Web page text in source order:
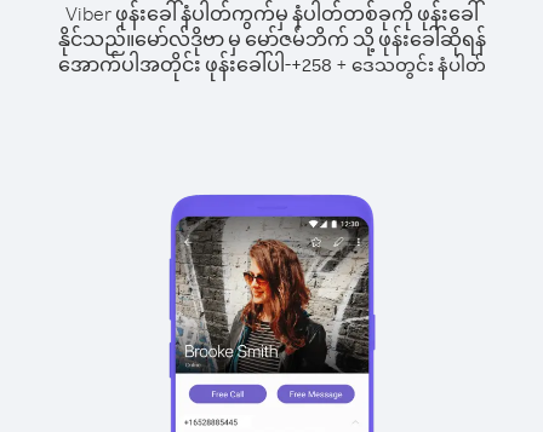
Viber ဖုန်းခေါ်နံပါတ်ကွက်မှ နံပါတ်တစ်ခုကို ဖုန်းခေါ်
နိုင်သည်။မော်လ်ဒိုဗာ မှ မော်ဇမ်ဘိက် သို့ ဖုန်းခေါ်ဆိုရန်
အောက်ပါအတိုင်း ဖုန်းခေါ်ပါ-+258 + ဒေသတွင်း နံပါတ်